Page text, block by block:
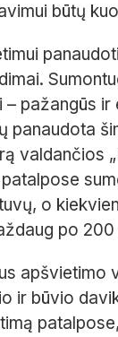
būtų
– pažangūs
panaudota
valdančios
o
po
apšvietimo
ir būvio